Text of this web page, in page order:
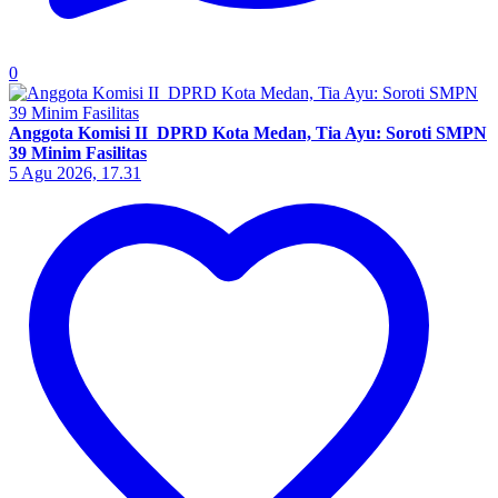
0
Anggota Komisi II DPRD Kota Medan, Tia Ayu: Soroti SMPN
39 Minim Fasilitas
5 Agu 2026, 17.31